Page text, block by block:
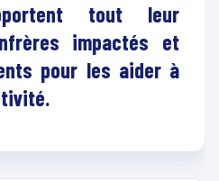
tout leur
impactés et
pour les aider à